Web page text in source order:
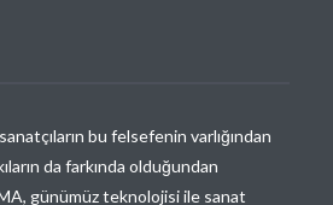
bu felsefenin varlığından
da farkında olduğundan
günümüz teknolojisi ile sanat